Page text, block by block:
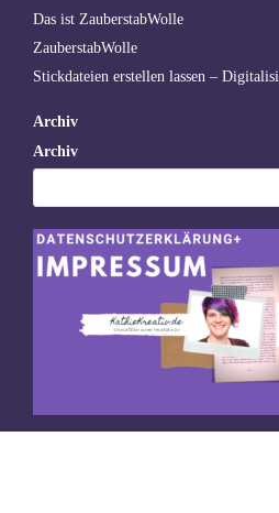
Das ist ZauberstabWolle
ZauberstabWolle
Stickdateien erstellen lassen –
Archiv
Archiv